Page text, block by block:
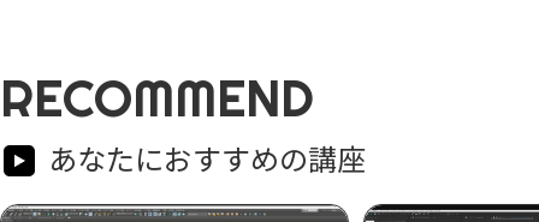
RECOMMEND
あなたにおすすめの講座